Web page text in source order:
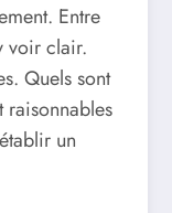
Entre
voir clair.
Quels sont
raisonnables
un